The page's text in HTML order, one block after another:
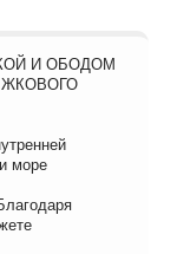
И ОБОДОМ
море